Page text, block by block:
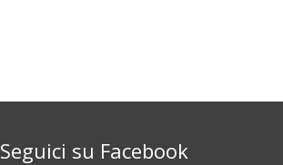
Seguici su Facebook